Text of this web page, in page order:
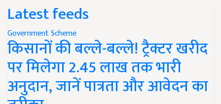
Latest feeds
Government Scheme
किसानों की बल्ले-बल्ले! ट्रैक्टर खरीद
पर मिलेगा 2.45 लाख तक भारी
अनुदान, जानें पात्रता और आवेदन का